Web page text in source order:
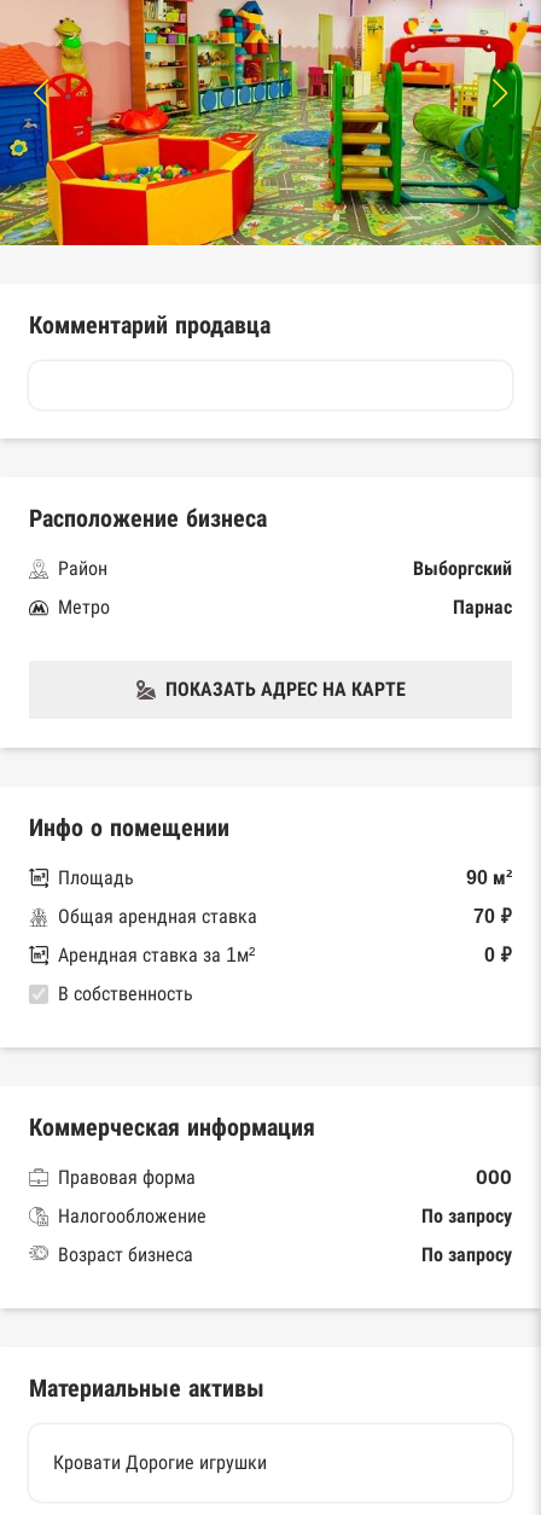
Комментарий продавца
Расположение бизнеса
Район
Выборгский
Метро
Парнас
ПОКАЗАТЬ АДРЕС НА КАРТЕ
Инфо о помещении
Площадь
90 м²
Общая арендная ставка
70 ₽
Арендная ставка за 1м²
0 ₽
В собственность
Коммерческая информация
Правовая форма
ООО
Налогообложение
По запросу
Возраст бизнеса
По запросу
Материальные активы
Кровати Дорогие игрушки